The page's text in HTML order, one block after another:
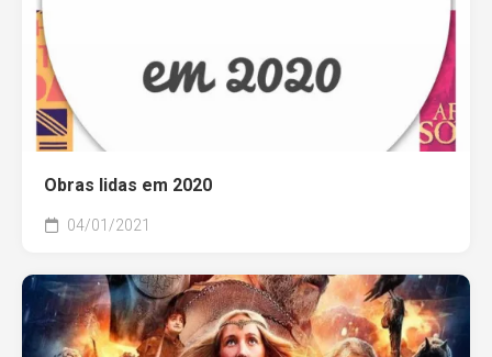
Obras lidas em 2020
04/01/2021